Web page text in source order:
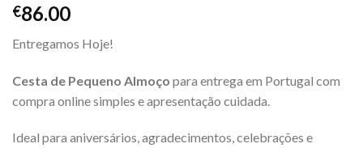
€86.00
Entregamos Hoje!
Cesta de Pequeno Almoço para entrega em Portugal com
compra online simples e apresentação cuidada.
Ideal para aniversários, agradecimentos, celebrações e